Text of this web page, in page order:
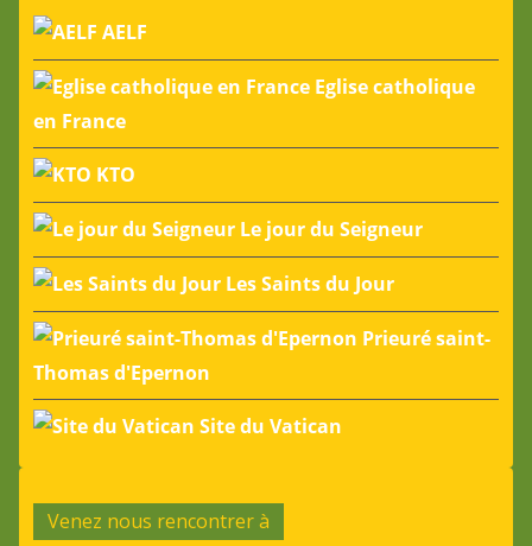
AELF
Eglise catholique
en France
KTO
Le jour du Seigneur
Les Saints du Jour
Prieuré saint-
Thomas d'Epernon
Site du Vatican
Venez nous rencontrer à